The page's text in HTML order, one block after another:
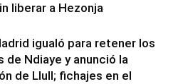
liberar a Hezonja
igualó para retener los
de Ndiaye y anunció la
de Llull; fichajes en el